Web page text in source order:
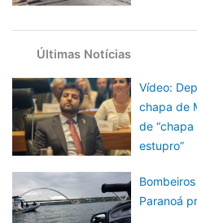
Últimas Notícias
Vídeo:
chapa de
de
estupro”
Paranoá